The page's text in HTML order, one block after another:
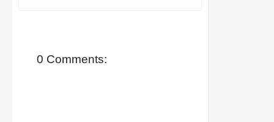
0 Comments: